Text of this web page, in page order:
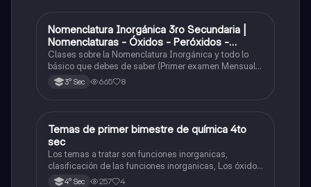
Química
Nomenclatura Inorgánica 3ro Secundaria |
Nomenclaturas - Óxidos - Peróxidos -
Hidróxido o Bases
Clases sobre la Nomenclatura Inorgánica y todo lo
básico que debes de saber (Primer examen Mensual
2025)3° Sec 665 8
Química
Temas de primer bimestre de química 4to
sec
Los temas a tratar son funciones inorganicas,
clasificación de las funciones inorganicas, Los óxidos
y los óxidos ácidos
4° Sec 257 4